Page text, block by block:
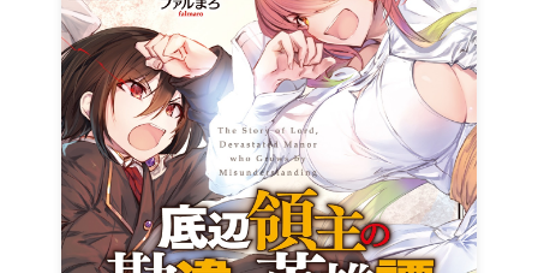
採用情報
アクセス
オーバーラップホールディングス
お問い合わせはこちら
オーバーラップノベルス
オーバーラップノベルスf